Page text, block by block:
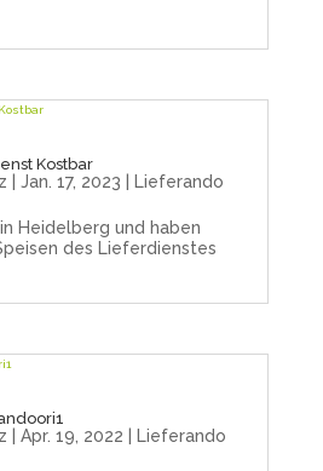
Kostbar
Jan. 17, 2023 Lieferando
Heidelberg und haben
des Lieferdienstes
Apr. 19, 2022 Lieferando